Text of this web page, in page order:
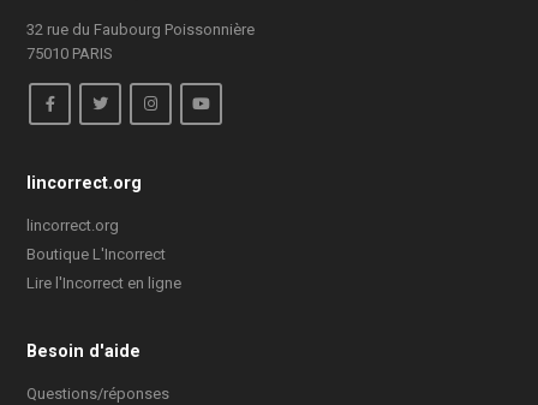
32 rue du Faubourg Poissonnière
75010 PARIS
lincorrect.org
lincorrect.org
Boutique L'Incorrect
Lire l'Incorrect en ligne
Besoin d'aide
Questions/réponses